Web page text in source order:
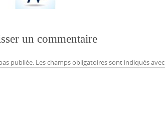
un commentaire
publiée. Les champs obligatoires sont indiqués avec